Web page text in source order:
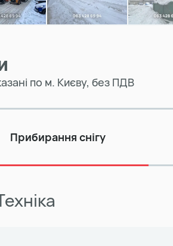
по м. Києву, без ПДВ
Прибирання снігу